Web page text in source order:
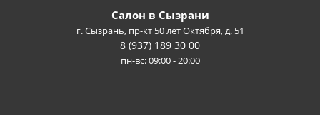
Салон в Сызрани
г. Сызрань, пр-кт 50 лет Октября, д. 51
8 (937) 189 30 00
пн-вс: 09:00 - 20:00